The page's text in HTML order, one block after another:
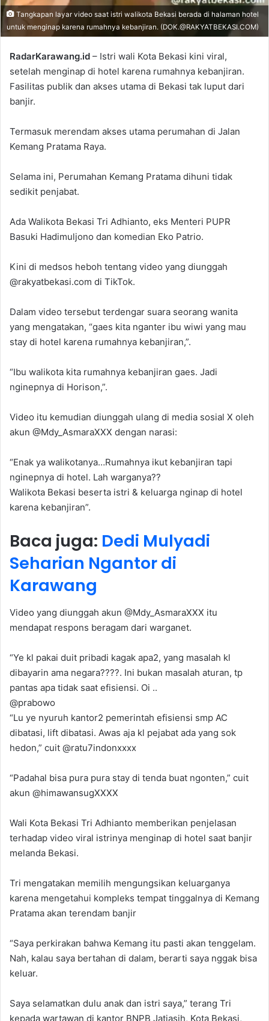
Tangkapan layar video saat istri walikota Bekasi berada di halaman hotel
untuk menginap karena rumahnya kebanjiran. (DOK.@RAKYATBEKASI.COM)
RadarKarawang.id – Istri wali Kota Bekasi kini viral,
setelah menginap di hotel karena rumahnya kebanjiran.
Fasilitas publik dan akses utama di Bekasi tak luput dari
banjir.
Termasuk merendam akses utama perumahan di Jalan
Kemang Pratama Raya.
Selama ini, Perumahan Kemang Pratama dihuni tidak
sedikit penjabat.
Ada Walikota Bekasi Tri Adhianto, eks Menteri PUPR
Basuki Hadimuljono dan komedian Eko Patrio.
Kini di medsos heboh tentang video yang diunggah
@rakyatbekasi.com di TikTok.
Dalam video tersebut terdengar suara seorang wanita
yang mengatakan, “gaes kita nganter ibu wiwi yang mau
stay di hotel karena rumahnya kebanjiran,”.
“Ibu walikota kita rumahnya kebanjiran gaes. Jadi
nginepnya di Horison,”.
Video itu kemudian diunggah ulang di media sosial X oleh
akun @Mdy_AsmaraXXX dengan narasi:
“Enak ya walikotanya…Rumahnya ikut kebanjiran tapi
nginepnya di hotel. Lah warganya??
Walikota Bekasi beserta istri & keluarga nginap di hotel
karena kebanjiran”.
Baca juga: Dedi Mulyadi
Seharian Ngantor di
Karawang
Video yang diunggah akun @Mdy_AsmaraXXX itu
mendapat respons beragam dari warganet.
“Ye kl pakai duit pribadi kagak apa2, yang masalah kl
dibayarin ama negara????. Ini bukan masalah aturan, tp
pantas apa tidak saat efisiensi. Oi ..
@prabowo
“Lu ye nyuruh kantor2 pemerintah efisiensi smp AC
dibatasi, lift dibatasi. Awas aja kl pejabat ada yang sok
hedon,” cuit @ratu7indonxxxx
“Padahal bisa pura pura stay di tenda buat ngonten,” cuit
akun @himawansugXXXX
Wali Kota Bekasi Tri Adhianto memberikan penjelasan
terhadap video viral istrinya menginap di hotel saat banjir
melanda Bekasi.
Tri mengatakan memilih mengungsikan keluarganya
karena mengetahui kompleks tempat tinggalnya di Kemang
Pratama akan terendam banjir
“Saya perkirakan bahwa Kemang itu pasti akan tenggelam.
Nah, kalau saya bertahan di dalam, berarti saya nggak bisa
keluar.
Saya selamatkan dulu anak dan istri saya,” terang Tri
kepada wartawan di kantor BNPB Jatiasih, Kota Bekasi,